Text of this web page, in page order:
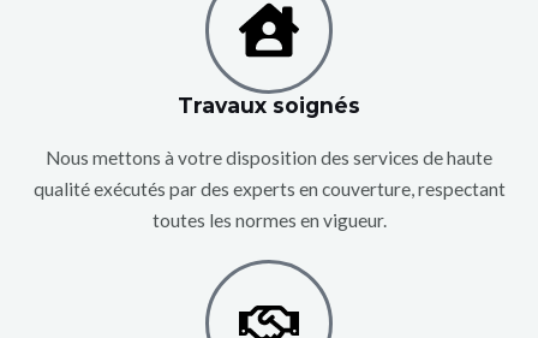
Travaux soignés
Nous mettons à votre disposition des services de haute
qualité exécutés par des experts en couverture, respectant
toutes les normes en vigueur.